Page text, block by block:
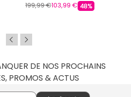
199,99 €103,99 € 48%
DE NOS PROCHAINS
PROMOS & ACTUS